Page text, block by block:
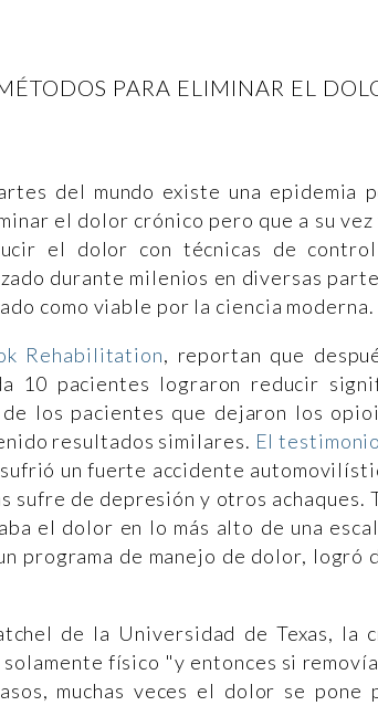
PARA ELIMINAR EL
del mundo existe una epidemia
el dolor crónico pero que a su vez
el dolor con técnicas de
durante milenios en diversas
como viable por la ciencia moderna.
Rehabilitation, reportan que
10 pacientes lograron reducir
los pacientes que dejaron los
resultados similares. El
un fuerte accidente
sufre de depresión y otros achaques.
el dolor en lo más alto de una
programa de manejo de dolor, logró
de la Universidad de Texas, la
físico "y entonces si
muchas veces el dolor se pone